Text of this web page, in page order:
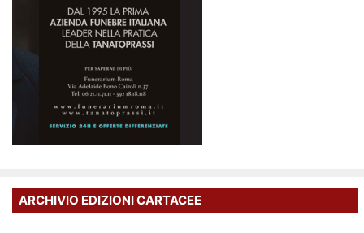
ARCHIVIO EDIZIONI CARTACEE